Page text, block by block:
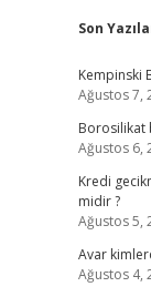
Son
Kempinski
Ağustos 7,
Borosilikat
Ağustos 6,
Kredi
midir ?
Ağustos 5,
Avar
Ağustos 4,